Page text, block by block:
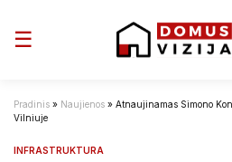
Toggle navigation
☰
Pradinis » Naujienos » Atnaujinamas Simono
Vilniuje
INFRASTRUKTURA